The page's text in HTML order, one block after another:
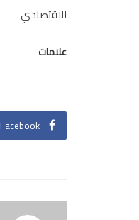
الاقتصادي
علامات
Facebook